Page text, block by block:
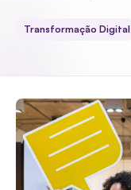
Transformação Digital